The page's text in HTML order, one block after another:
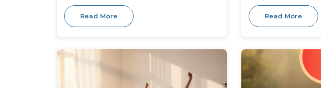
Read More Read More